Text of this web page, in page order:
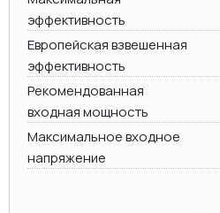
эффективность
Европейская взвешенная
эффективность
Рекомендованная
входная мощность
Максимальное входное
напряжение